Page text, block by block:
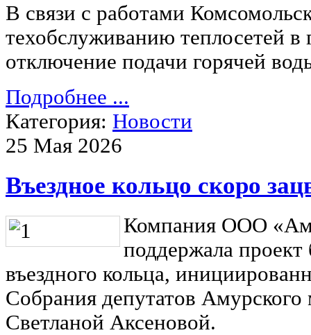
В связи с работами
техобслуживанию теплосетей в
отключение подачи горячей
Подробнее ...
Категория: Новости
25 Мая 2026
Въездное кольцо скоро
Компания ООО
поддержала проект
въездного кольца,
Собрания депутатов
Светланой Аксеновой.